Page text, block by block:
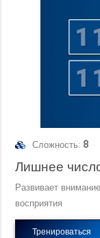
Сложность: 8
Лишнее
Развивает
восприятия
Тренироваться